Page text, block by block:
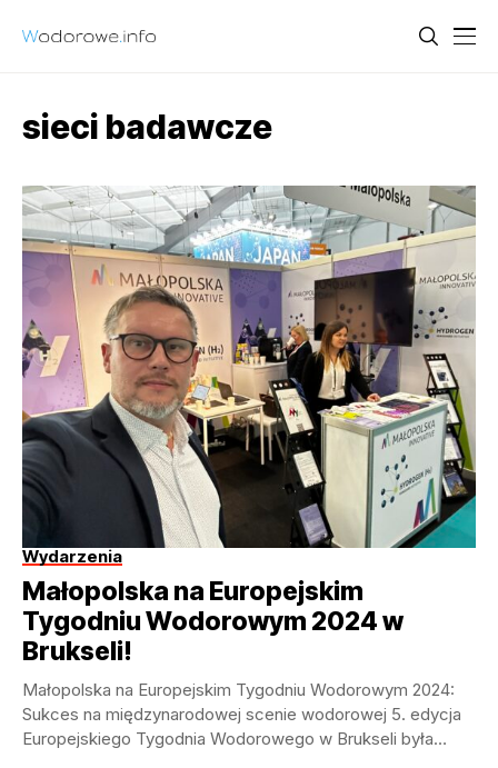
sieci badawcze
Wydarzenia
Małopolska na Europejskim
Tygodniu Wodorowym 2024 w
Brukseli!
Małopolska na Europejskim Tygodniu Wodorowym 2024:
Sukces na międzynarodowej scenie wodorowej 5. edycja
Europejskiego Tygodnia Wodorowego w Brukseli była